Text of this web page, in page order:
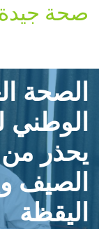
صحة
الصحة
الوطني
يحذر
الصيف
اليقظة